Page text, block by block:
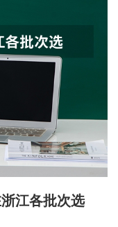
江各批次选